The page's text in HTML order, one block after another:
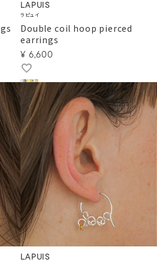
LAPUIS
ラピュイ
Double coil hoop pierced
earrings
¥ 6,600
LAPUIS